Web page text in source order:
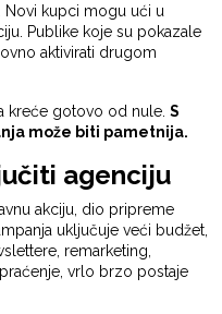
Novi kupci mogu ući u
Publike koje su pokazale
aktivirati drugom
kreće gotovo od nule. S
može biti pametnija.
agenciju
akciju, dio pripreme
uključuje veći budžet,
remarketing,
vrlo brzo postaje